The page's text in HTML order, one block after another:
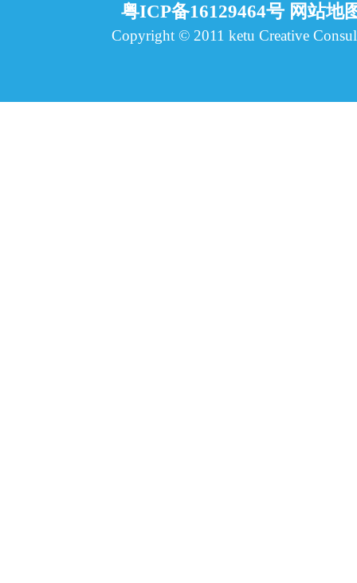
粤ICP备16129464号 网站地
Copyright © 2011 ketu Creative